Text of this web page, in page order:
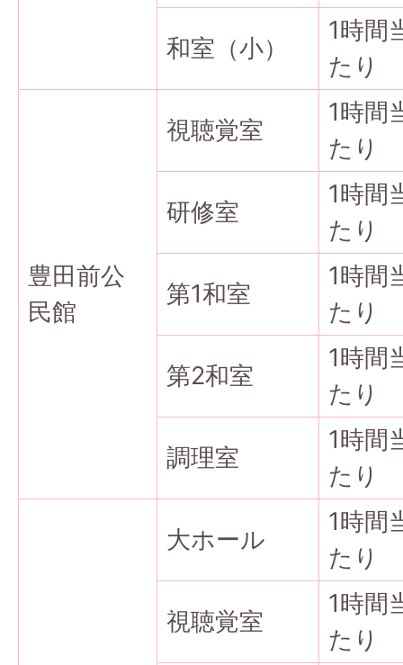
和室（小）
1時間
たり
豊田前公
民館
視聴覚室
1時間
たり
研修室
1時間
たり
第1和室
1時間
たり
第2和室
1時間
たり
調理室
1時間
たり
大ホール
1時間
たり
視聴覚室
1時間
たり